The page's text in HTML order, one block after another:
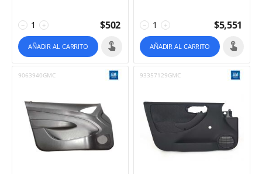
+
− $502
AÑADIR AL CARRITO
+
− $5,551
AÑADIR AL CARRITO
9063940GMC 93357129GMC